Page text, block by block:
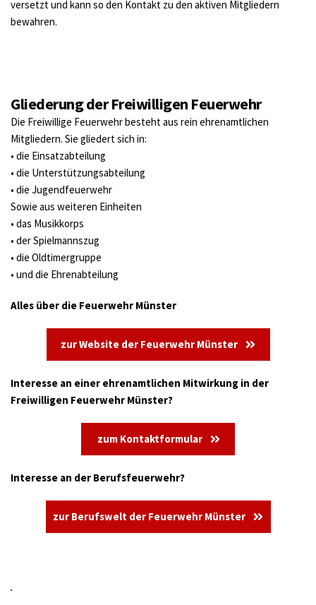
versetzt und kann so den Kontakt zu den aktiven Mitgliedern
bewahren.
Gliederung der Freiwilligen Feuerwehr
Die Freiwillige Feuerwehr besteht aus rein ehrenamtlichen
Mitgliedern. Sie gliedert sich in:
• die Einsatzabteilung
• die Unterstützungsabteilung
• die Jugendfeuerwehr
Sowie aus weiteren Einheiten
• das Musikkorps
• der Spielmannszug
• die Oldtimergruppe
• und die Ehrenabteilung
Alles über die Feuerwehr Münster
zur Website der Feuerwehr Münster
Interesse an einer ehrenamtlichen Mitwirkung in der
Freiwilligen Feuerwehr Münster?
zum Kontaktformular
Interesse an der Berufsfeuerwehr?
zur Berufswelt der Feuerwehr Münster